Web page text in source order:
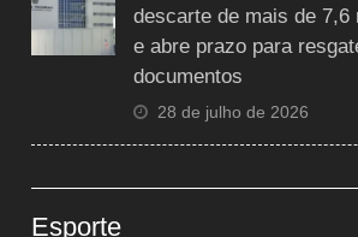
descarte de mais de 7,6
e abre prazo para
documentos
28 de julho de 2026
Esporte